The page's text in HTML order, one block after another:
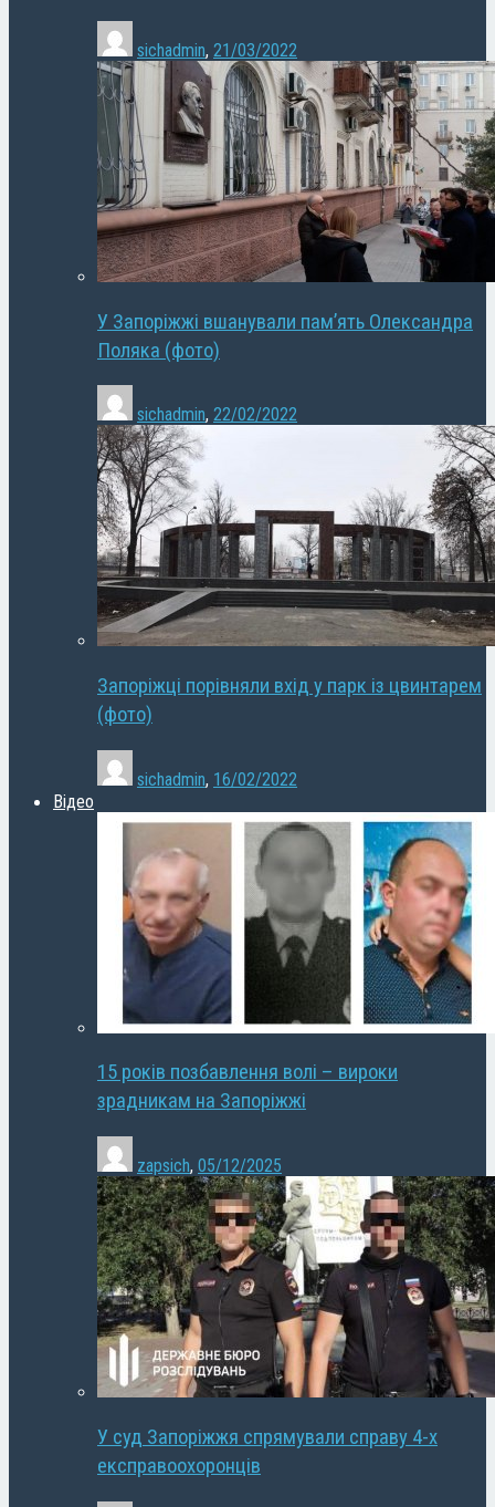
sichadmin, 21/03/2022
У Запоріжжі вшанували пам’ять Олександра
Поляка (фото)
sichadmin, 22/02/2022
Запоріжці порівняли вхід у парк із цвинтарем
(фото)
sichadmin, 16/02/2022
Відео
15 років позбавлення волі – вироки
зрадникам на Запоріжжі
zapsich, 05/12/2025
У суд Запоріжжя спрямували справу 4-х
експравоохоронців